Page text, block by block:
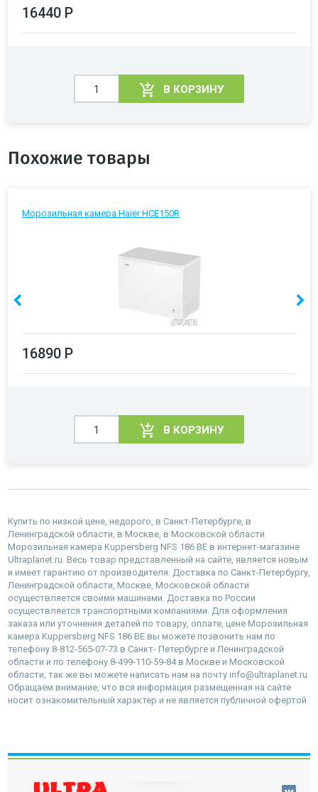
16440 Р
В КОРЗИНУ
Похожие товары
Морозильная камера Haier HCE150R
16890 Р
В КОРЗИНУ
Купить по низкой цене, недорого, в Санкт-Петербурге, в
Ленинградской области, в Москве, в Московской области
Морозильная камера Kuppersberg NFS 186 BE в интернет-магазине
Ultraplanet.ru. Весь товар представленный на сайте, является новым
и имеет гарантию от производителя. Доставка по Санкт-Петербургу,
Ленинградской области, Москве, Московской области
осуществляется своими машинами. Доставка по России
осуществляется транспортными компаниями. Для оформления
заказа или уточнения деталей по товару, оплате, цене Морозильная
камера Kuppersberg NFS 186 BE вы можете позвонить нам по
телефону 8-812-565-07-73 в Санкт- Петербурге и Ленинградской
области и по телефону 8-499-110-59-84 в Москве и Московской
области, так же вы можете написать нам на почту info@ultraplanet.ru.
Обращаем внимание, что вся информация размещенная на сайте
носит ознакомительный характер и не является публичной офертой.
наверх